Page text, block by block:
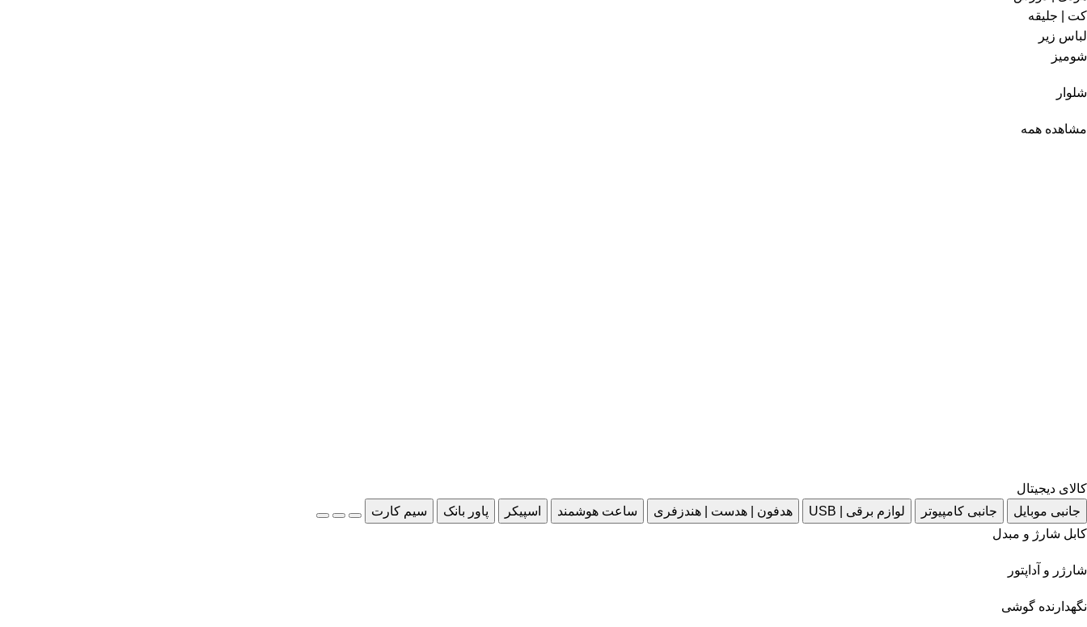
کت | جلیقه
لباس زیر
شومیز
شلوار
مشاهده همه
کالای دیجیتال
جانبی موبایل
جانبی کامپیوتر لوازم برقی | USB هدفون | هدست | هندزفری ساعت هوشمند اسپیکر پاور بانک
سیم کارت
کابل شارژ و مبدل
شارژر و آداپتور
نگهدارنده گوشی